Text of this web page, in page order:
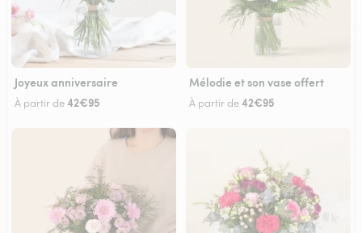
Joyeux anniversaire
À partir de42€95
Mélodie et son vase offert
À partir de42€95